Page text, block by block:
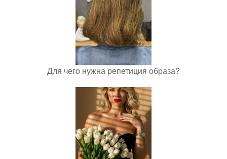
Для чего нужна репетиция образа?